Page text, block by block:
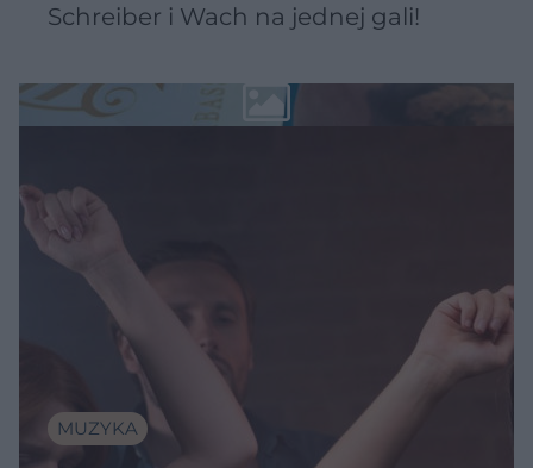
Schreiber i Wach na jednej gali!
MUZYKA